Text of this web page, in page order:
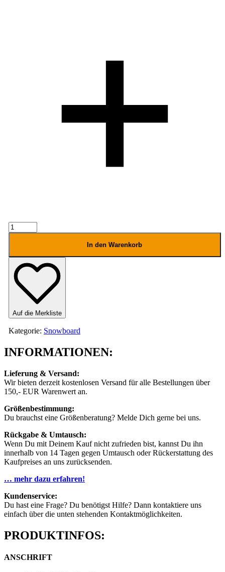
Nidecker
Supermatic
In den Warenkorb
Auf die Merkliste
Kategorie: Snowboard
INFORMATIONEN:
Lieferung & Versand:
Wir bieten derzeit kostenlosen Versand für alle Bestellungen über
150,- EUR Warenwert an.
Größenbestimmung:
Du brauchst eine Größenberatung? Melde Dich gerne bei uns.
Rückgabe & Umtausch:
Wenn Du mit Deinem Kauf nicht zufrieden bist, kannst Du ihn
innerhalb von 14 Tagen gegen Umtausch oder Rückerstattung des
Kaufpreises an uns zurücksenden.
… mehr dazu erfahren!
Kundenservice:
Du hast eine Frage? Du benötigst Hilfe? Dann kontaktiere uns
einfach über die unten stehenden Kontaktmöglichkeiten.
PRODUKTINFOS:
ANSCHRIFT